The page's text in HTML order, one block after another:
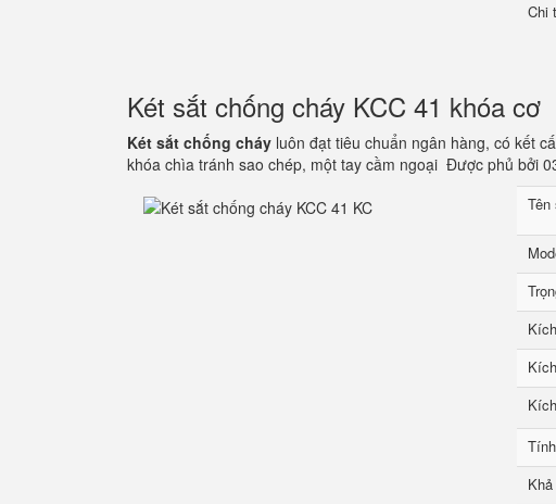
Chi
Két sắt chống cháy KCC 41 khóa cơ
Két sắt chống cháy luôn đạt tiêu chuẩn ngân hàng, có kết
khóa chìa tránh sao chép, một tay cầm ngoại Được phủ bởi
Tên